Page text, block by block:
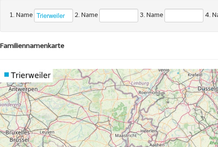
1. Name 2. Name 3. Name 4.
Familiennamenkarte